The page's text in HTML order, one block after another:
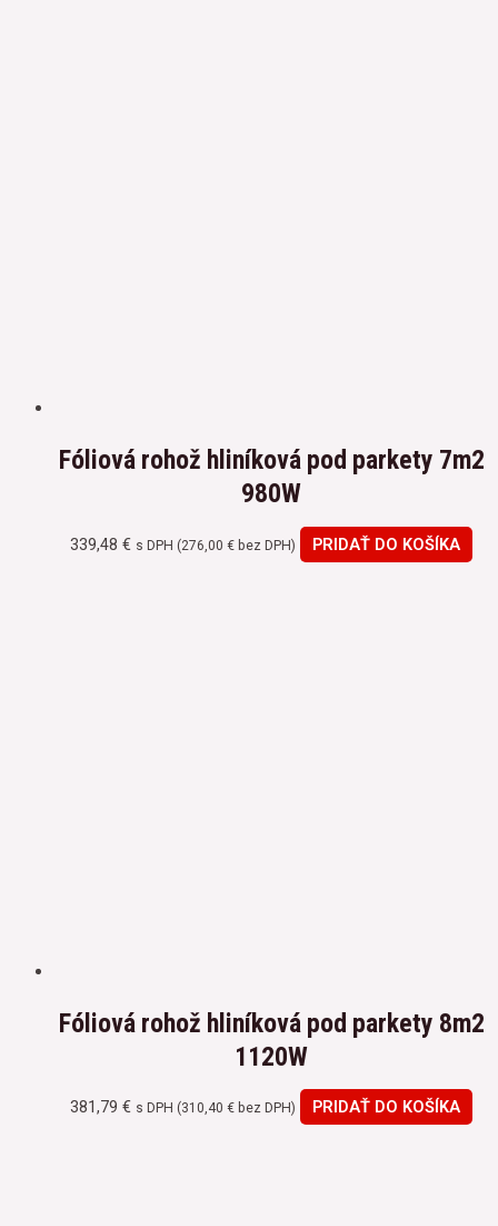
Fóliová rohož hliníková pod parkety 7m2
980W
339,48€ s DPH (276,00€ bez DPH) PRIDAŤ DO KOŠÍKA
Fóliová rohož hliníková pod parkety 8m2
1120W
381,79€ s DPH (310,40€ bez DPH) PRIDAŤ DO KOŠÍKA